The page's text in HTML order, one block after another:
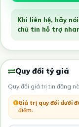
Khi liên hệ, hãy
chủ tin hỗ trợ
Quy đổi tỷ giá
Quy đổi giá trị tin đăng
Giá trị quy đổi dưới
điểm.